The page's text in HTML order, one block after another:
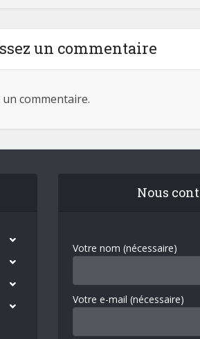
un commentaire
commentaire.
Nous
Votre nom (nécessaire)
Votre e-mail (nécessaire)